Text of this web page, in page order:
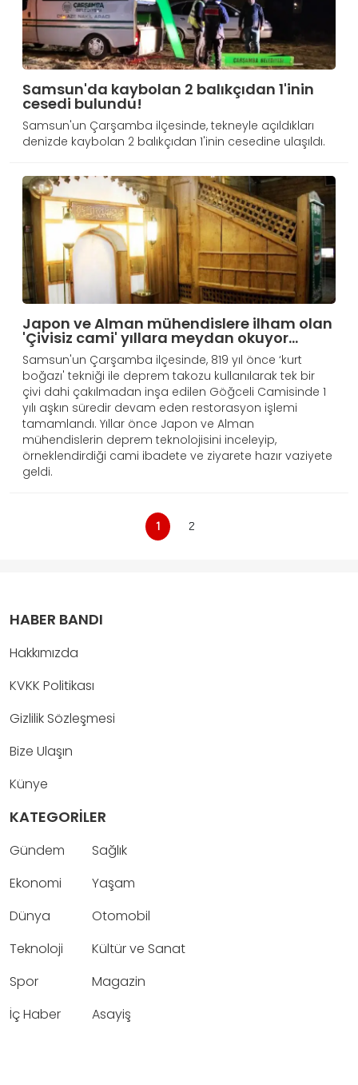
Samsun'da kaybolan 2 balıkçıdan 1'inin
cesedi bulundu!
Samsun'un Çarşamba ilçesinde, tekneyle açıldıkları
denizde kaybolan 2 balıkçıdan 1'inin cesedine ulaşıldı.
Japon ve Alman mühendislere ilham olan
'Çivisiz cami' yıllara meydan okuyor...
Samsun'un Çarşamba ilçesinde, 819 yıl önce ‘kurt
boğazı' tekniği ile deprem takozu kullanılarak tek bir
çivi dahi çakılmadan inşa edilen Göğceli Camisinde 1
yılı aşkın süredir devam eden restorasyon işlemi
tamamlandı. Yıllar önce Japon ve Alman
mühendislerin deprem teknolojisini inceleyip,
örneklendirdiği cami ibadete ve ziyarete hazır vaziyete
geldi.
1 2
HABER BANDI
Hakkımızda
KVKK Politikası
Gizlilik Sözleşmesi
Bize Ulaşın
Künye
KATEGORİLER
Gündem
Ekonomi
Dünya
Teknoloji
Spor
İç Haber
Sağlık
Yaşam
Otomobil
Kültür ve Sanat
Magazin
Asayiş